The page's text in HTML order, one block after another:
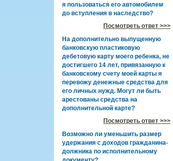
я пользоваться его автомобилем
до вступления в наследство?
Посмотреть ответ >>>
На дополнительно выпущенную
банковскую пластиковую
дебетовую карту моего ребенка, не
достигшего 14 лет, привязанную к
банковскому счету моей карты я
перевожу денежные средства для
его личных нужд. Могут ли быть
арестованы средства на
дополнительной карте?
Посмотреть ответ >>>
Возможно ли уменьшить размер
удержания с доходов гражданина-
должника по исполнительному